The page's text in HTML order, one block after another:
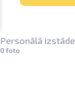
Personālā izstāde
0 foto